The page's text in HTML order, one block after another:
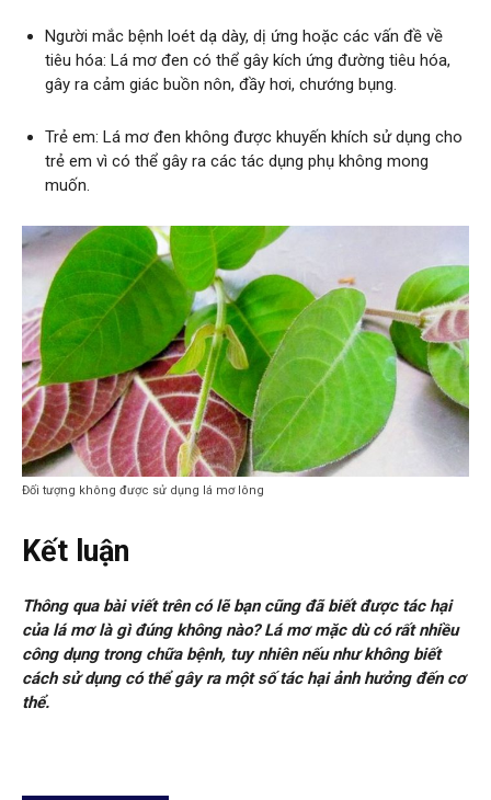
Người mắc bệnh loét dạ dày, dị ứng hoặc các vấn đề về
tiêu hóa: Lá mơ đen có thể gây kích ứng đường tiêu hóa,
gây ra cảm giác buồn nôn, đầy hơi, chướng bụng.
Trẻ em: Lá mơ đen không được khuyến khích sử dụng cho
trẻ em vì có thể gây ra các tác dụng phụ không mong
muốn.
Đối tượng không được sử dụng lá mơ lông
Kết luận
Thông qua bài viết trên có lẽ bạn cũng đã biết được tác hại
của lá mơ là gì đúng không nào? Lá mơ mặc dù có rất nhiều
công dụng trong chữa bệnh, tuy nhiên nếu như không biết
cách sử dụng có thể gây ra một số tác hại ảnh hưởng đến cơ
thể.